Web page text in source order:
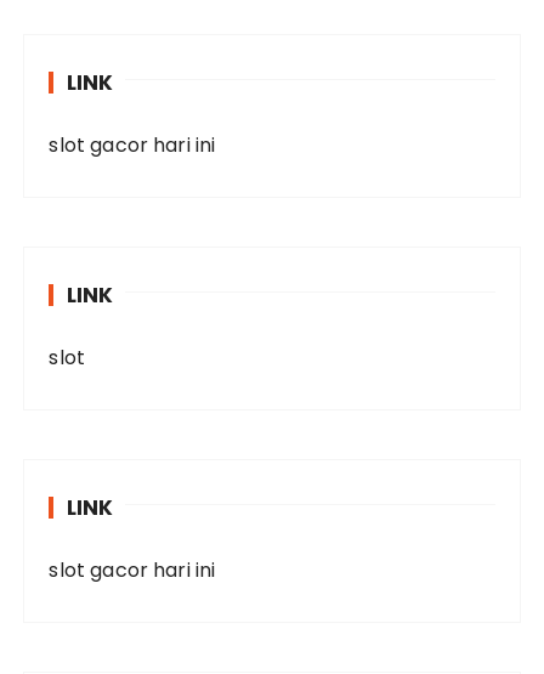
LINK
slot gacor hari ini
LINK
slot
LINK
slot gacor hari ini